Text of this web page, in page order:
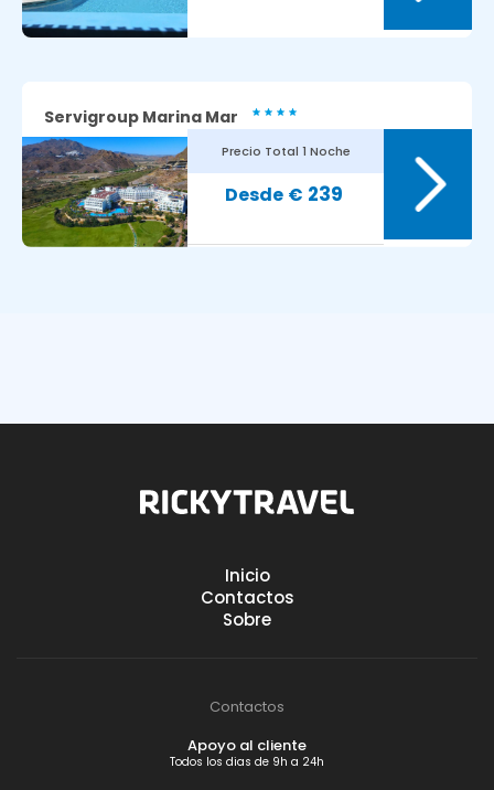
Avaliação dos nossos clientes:8.8
Servigroup Marina Mar
Avaliação dos nossos clientes:7.9
Precio Total 1 Noche
€ 239
Inicio
Contactos
Sobre
Contactos
Apoyo al cliente
Todos los dias de 9h a 24h